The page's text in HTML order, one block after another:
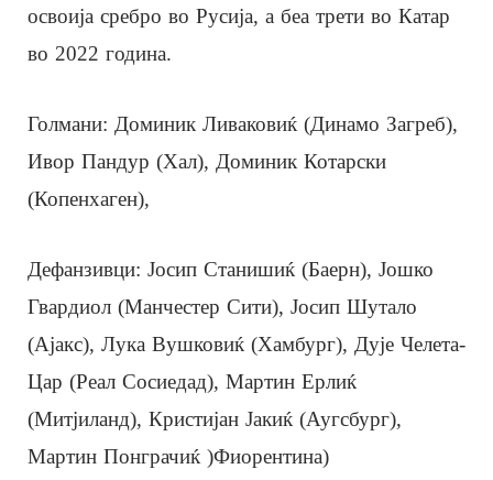
освоија сребро во Русија, а беа трети во Катар
во 2022 година.
Голмани: Доминик Ливаковиќ (Динамо Загреб),
Ивор Пандур (Хал), Доминик Котарски
(Копенхаген),
Дефанзивци: Јосип Станишиќ (Баерн), Јошко
Гвардиол (Манчестер Сити), Јосип Шутало
(Ајакс), Лука Вушковиќ (Хамбург), Дује Челета-
Цар (Реал Сосиедад), Мартин Ерлиќ
(Митјиланд), Кристијан Јакиќ (Аугсбург),
Мартин Понграчиќ )Фиорентина)